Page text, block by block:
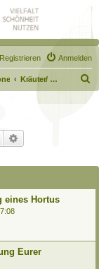
Anmelden
Registrieren
Kräuter/ Gewürze
u
Suche
eines Hortus
Eurer